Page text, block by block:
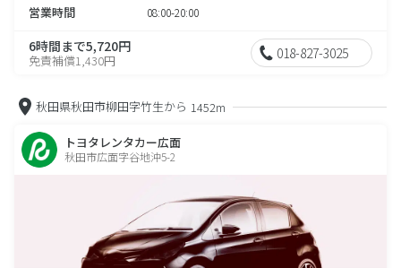
営業時間 08:00-20:00
6時間まで5,720円
免責補償1,430円 018-827-3025
秋田県秋田市柳田字竹生から 1452m
トヨタレンタカー広面
秋田市広面字谷地沖5-2